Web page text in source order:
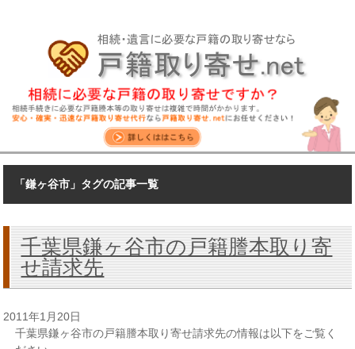
「鎌ヶ谷市」タグの記事一覧
千葉県鎌ヶ谷市の戸籍謄本取り寄
せ請求先
2011年1月20日
千葉県鎌ヶ谷市の戸籍謄本取り寄せ請求先の情報は以下をご覧く